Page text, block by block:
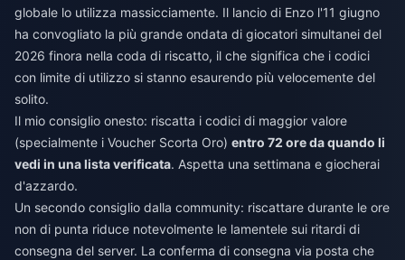
globale lo utilizza massicciamente. Il lancio di Enzo l'11 giugno
ha convogliato la più grande ondata di giocatori simultanei del
2026 finora nella coda di riscatto, il che significa che i codici
con limite di utilizzo si stanno esaurendo più velocemente del
solito.
Il mio consiglio onesto: riscatta i codici di maggior valore
(specialmente i Voucher Scorta Oro) entro 72 ore da quando li
vedi in una lista verificata. Aspetta una settimana e giocherai
d'azzardo.
Un secondo consiglio dalla community: riscattare durante le ore
non di punta riduce notevolmente le lamentele sui ritardi di
consegna del server. La conferma di consegna via posta che